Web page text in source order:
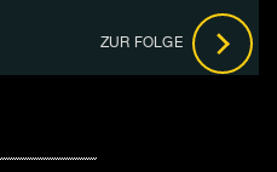
ZUR FOLGE